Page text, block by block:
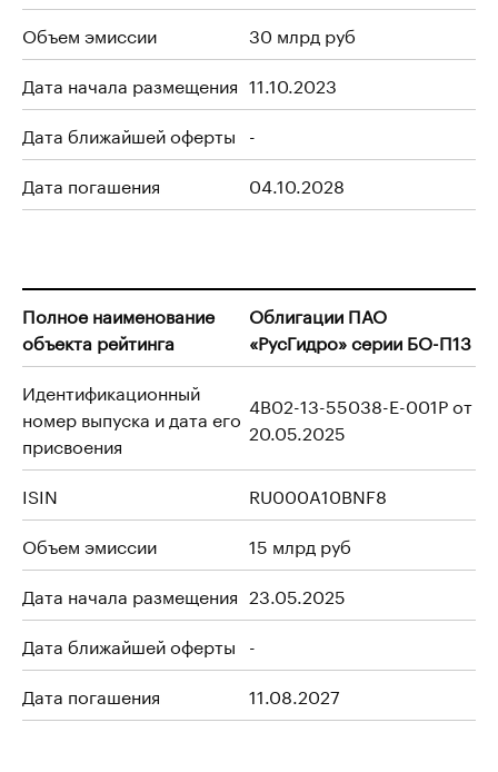
Объем эмиссии
30 млрд руб
Дата начала размещения 11.10.2023
Дата ближайшей оферты -
Дата погашения
04.10.2028
Полное наименование
объекта рейтинга
Облигации ПАО
«РусГидро» серии БО-П13
Идентификационный
номер выпуска и дата его
присвоения
4B02-13-55038-E-001P от
20.05.2025
ISIN
RU000A10BNF8
Объем эмиссии
15 млрд руб
Дата начала размещения 23.05.2025
Дата ближайшей оферты -
Дата погашения
11.08.2027